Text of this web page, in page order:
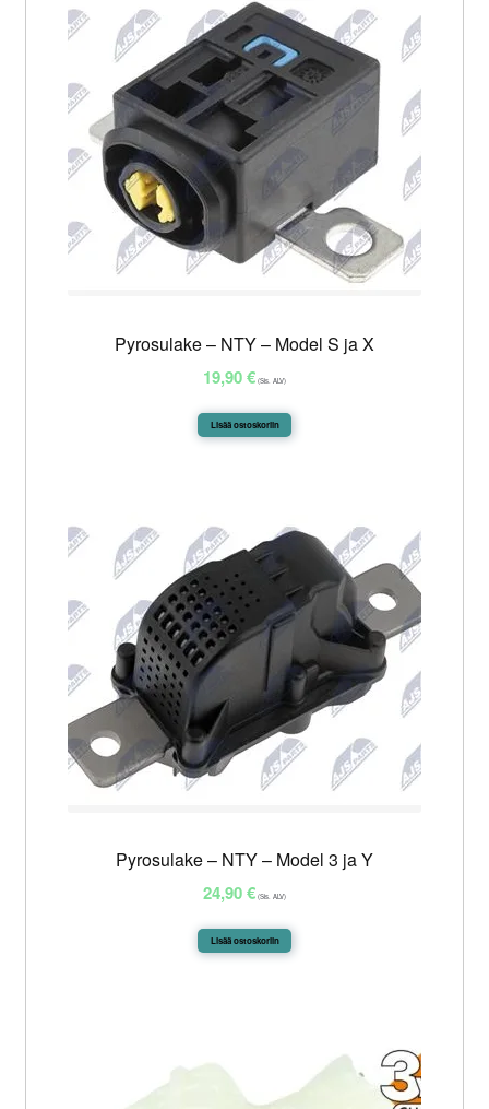
Pyrosulake – NTY – Model S ja X
19,90€ (Sis. ALV)
Lisää ostoskoriin
Pyrosulake – NTY – Model 3 ja Y
24,90€ (Sis. ALV)
Lisää ostoskoriin